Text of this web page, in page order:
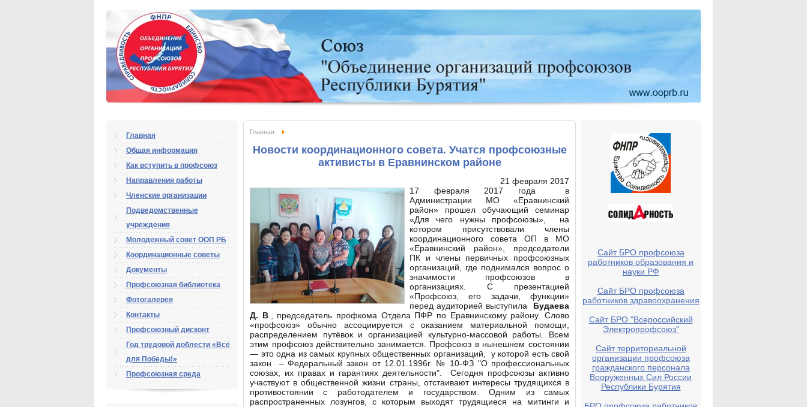
Главная
Общая информация
Как вступить в профсоюз
Направления работы
Членские организации
Подведомственные
учреждения
Молодежный совет ООП РБ
Координационные советы
Документы
Профсоюзная библиотека
Фотогалерея
Контакты
Профсоюзный дисконт
Год трудовой доблести «Всё
для Победы!»
Профсоюзная среда
Главная
Новости координационного совета. Учатся профсоюзные
активисты в Еравнинском районе
21 февраля 2017
17 февраля 2017 года в
Администрации МО «Еравнинский
район» прошел обучающий семинар
«Для чего нужны профсоюзы», на
котором присутствовали члены
координационного совета ОП в МО
«Еравнинский район», председатели
ПК и члены первичных профсоюзных
организаций, где поднимался вопрос о
значимости профсоюзов в
организациях. С презентацией
«Профсоюз, его задачи, функции»
перед аудиторией выступила Будаева
Д. В., председатель профкома Отдела ПФР по Еравнинскому району. Слово
«профсоюз» обычно ассоциируется с оказанием материальной помощи,
распределением путёвок и организацией культурно-массовой работы. Всем
этим профсоюз действительно занимается. Профсоюз в нынешнем состоянии
— это одна из самых крупных общественных организаций, у которой есть свой
закон – Федеральный закон от 12.01.1996г. № 10-ФЗ "О профессиональных
союзах, их правах и гарантиях деятельности". Сегодня профсоюзы активно
участвуют в общественной жизни страны, отстаивают интересы трудящихся в
противостоянии с работодателем и государством. Одним из самых
распространенных лозунгов, с которым выходят трудящиеся на митинги и
Сайт БРО профсоюза
работников образования и
науки РФ
Сайт БРО профсоюза
работников здравоохранения
Сайт БРО "Всероссийский
Электропрофсоюз"
Сайт территориальной
организации профсоюза
гражданского персонала
Вооруженных Сил России
Республики Бурятия